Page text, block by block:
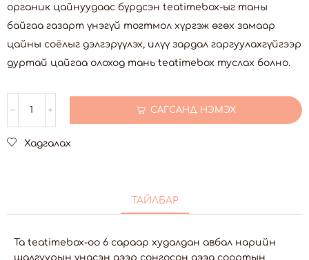
органик цайнуудаас бүрдсэн teatimebox-ыг таны
байгаа газарт үнэгүй тогтмол хүргэж өгөх замаар
цайны соёлыг дэлгэрүүлэх, илүү зардал гаргуулахгүйгээр
дуртай цайгаа олоход тань teatimebox туслах болно.
САГСАНД НЭМЭХ
Хадгалах
ТАЙЛБАР
Та teatimebox-оо 6 сараар худалдан авбал нарийн
шалгуурын үндсэн дээр сонгосон дээд соортын